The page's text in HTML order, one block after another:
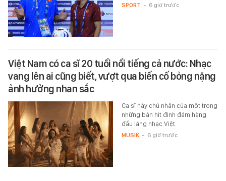
SPORT - 6 giờ trước
Việt Nam có ca sĩ 20 tuổi nổi tiếng cả nước: Nhạc
vang lên ai cũng biết, vượt qua biến cố bỏng nặng
ảnh hưởng nhan sắc
Ca sĩ này chủ nhân của một trong
những bản hit đình đám hàng
đầu làng nhạc Việt.
MUSIK - 6 giờ trước